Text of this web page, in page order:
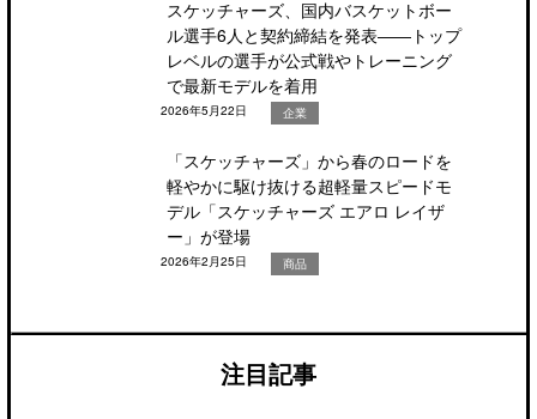
スケッチャーズ、国内バスケットボー
ル選手6人と契約締結を発表――トップ
レベルの選手が公式戦やトレーニング
で最新モデルを着用
2026年5月22日 企業
「スケッチャーズ」から春のロードを
軽やかに駆け抜ける超軽量スピードモ
デル「スケッチャーズ エアロ レイザ
ー」が登場
2026年2月25日 商品
注目記事